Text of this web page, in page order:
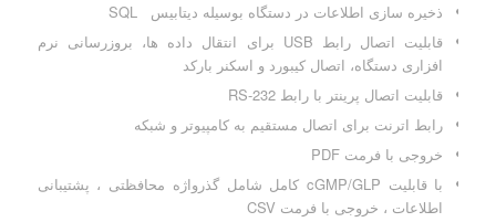
ذخیره سازی اطلاعات در دستگاه بوسیله دیتابیس SQL
قابلیت اتصال رابط USB برای انتقال داده ها، بروزرسانی نرم
افزاری دستگاه، اتصال کیبورد و اسکنر بارکد
قابلیت اتصال پرینتر با رابط RS-232
رابط اترنت برای اتصال مستقیم به کامپیوتر و شبکه
خروجی با فرمت PDF
با قابلیت cGMP/GLP کامل شامل گذرواژه محافظتی ، پشتیبانی
اطلاعات ، خروجی با فرمت CSV